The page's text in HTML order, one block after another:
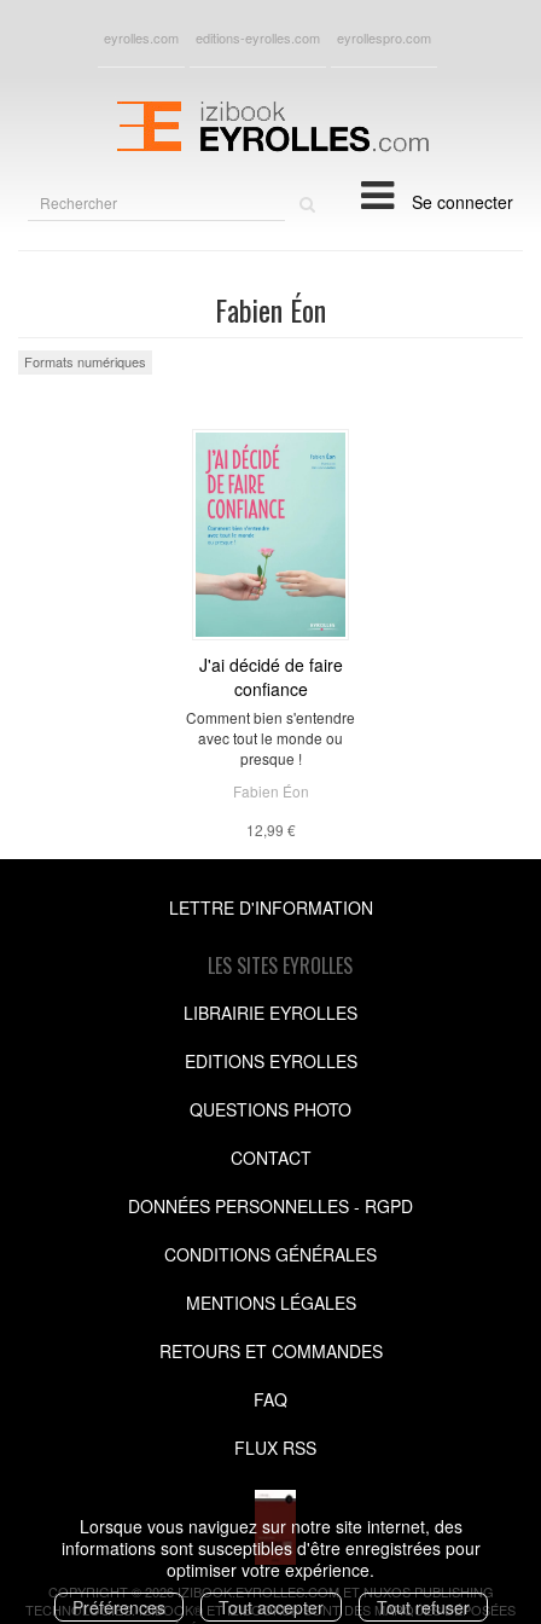
Lorsque vous naviguez sur notre site internet, des
informations sont susceptibles d'être enregistrées pour
optimiser votre expérience.
Préférences
Tout accepter Tout refuser
eyrolles.com editions-eyrolles.com eyrollespro.com
Se connecter
Fabien Éon
Formats numériques
J'ai décidé de faire
confiance
Comment bien s'entendre
avec tout le monde ou
presque !
Fabien Éon
12,99 €
LETTRE D'INFORMATION
LES SITES EYROLLES
LIBRAIRIE EYROLLES
EDITIONS EYROLLES
QUESTIONS PHOTO
CONTACT
DONNÉES PERSONNELLES - RGPD
CONDITIONS GÉNÉRALES
MENTIONS LÉGALES
RETOURS ET COMMANDES
FAQ
FLUX RSS
COPYRIGHT © 2026 IZIBOOK.EYROLLES.COM ET NUXOS PUBLISHING
TECHNOLOGIES.IZIBOOK® ETIZIBOOKS®SONT DES MARQUES DÉPOSÉES